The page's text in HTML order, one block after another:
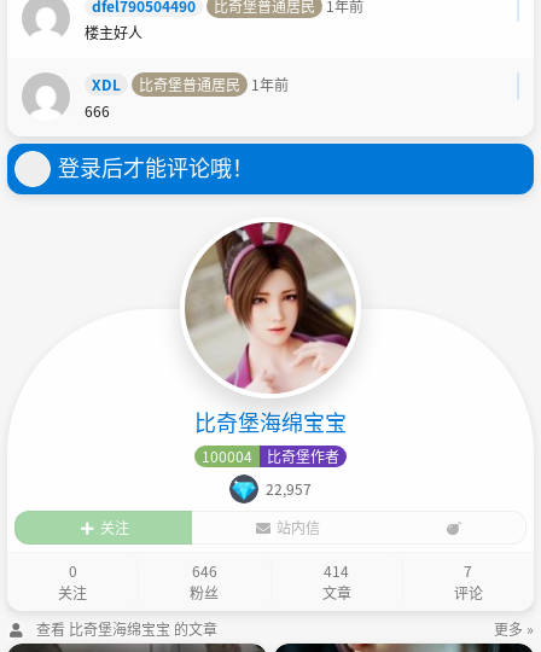
dfel790504490 比奇堡普通居民
1年前
楼主好人
XDL 比奇堡普通居民
1年前
666
登录后才能评论哦！
比奇堡海绵宝宝
100004
比奇堡作者
22,957
关注
站内信
0
关注
646
粉丝
414
文章
7
评论
查看 比奇堡海绵宝宝 的文章
更多 »